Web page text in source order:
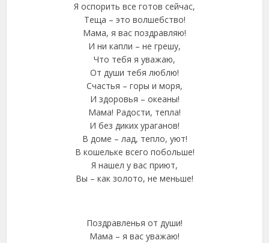
Я оспорить все готов сейчас,
Теща – это волшебство!
Мама, я вас поздравляю!
И ни капли – не грешу,
Что тебя я уважаю,
От души тебя люблю!
Счастья – горы и моря,
И здоровья – океаны!
Мама! Радости, тепла!
И без диких ураганов!
В доме – лад, тепло, уют!
В кошельке всего побольше!
Я нашел у вас приют,
Вы – как золото, не меньше!
Поздравленья от души!
Мама – я вас уважаю!